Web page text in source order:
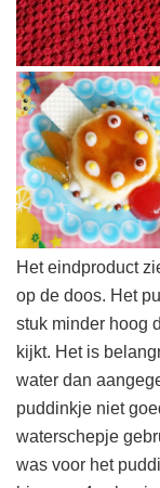
Het eindproduct
op de doos. Het
stuk minder hoog
kijkt. Het is
water dan
puddinkje niet
waterschepje
was voor het